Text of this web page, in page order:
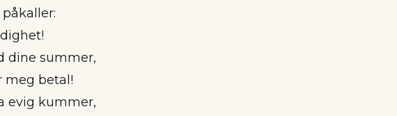
dine summer,
meg betal!
evig kummer,